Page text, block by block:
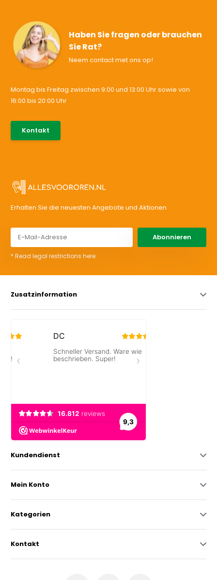
Haben Sie fragen oder brauchen
Sie Rat?
Neem contact met ons op!
Montag bis Freitag zwischen 9:00 und 13:00 Uhr sowie von
16:00 bis 20:00 Uhr
Kontakt
Erhalten Sie die neuesten Angebote und Aktionen
Abonnieren
* Read legal restrictions here
Zusatzinformation
Kundendienst
Mein Konto
Kategorien
Kontakt